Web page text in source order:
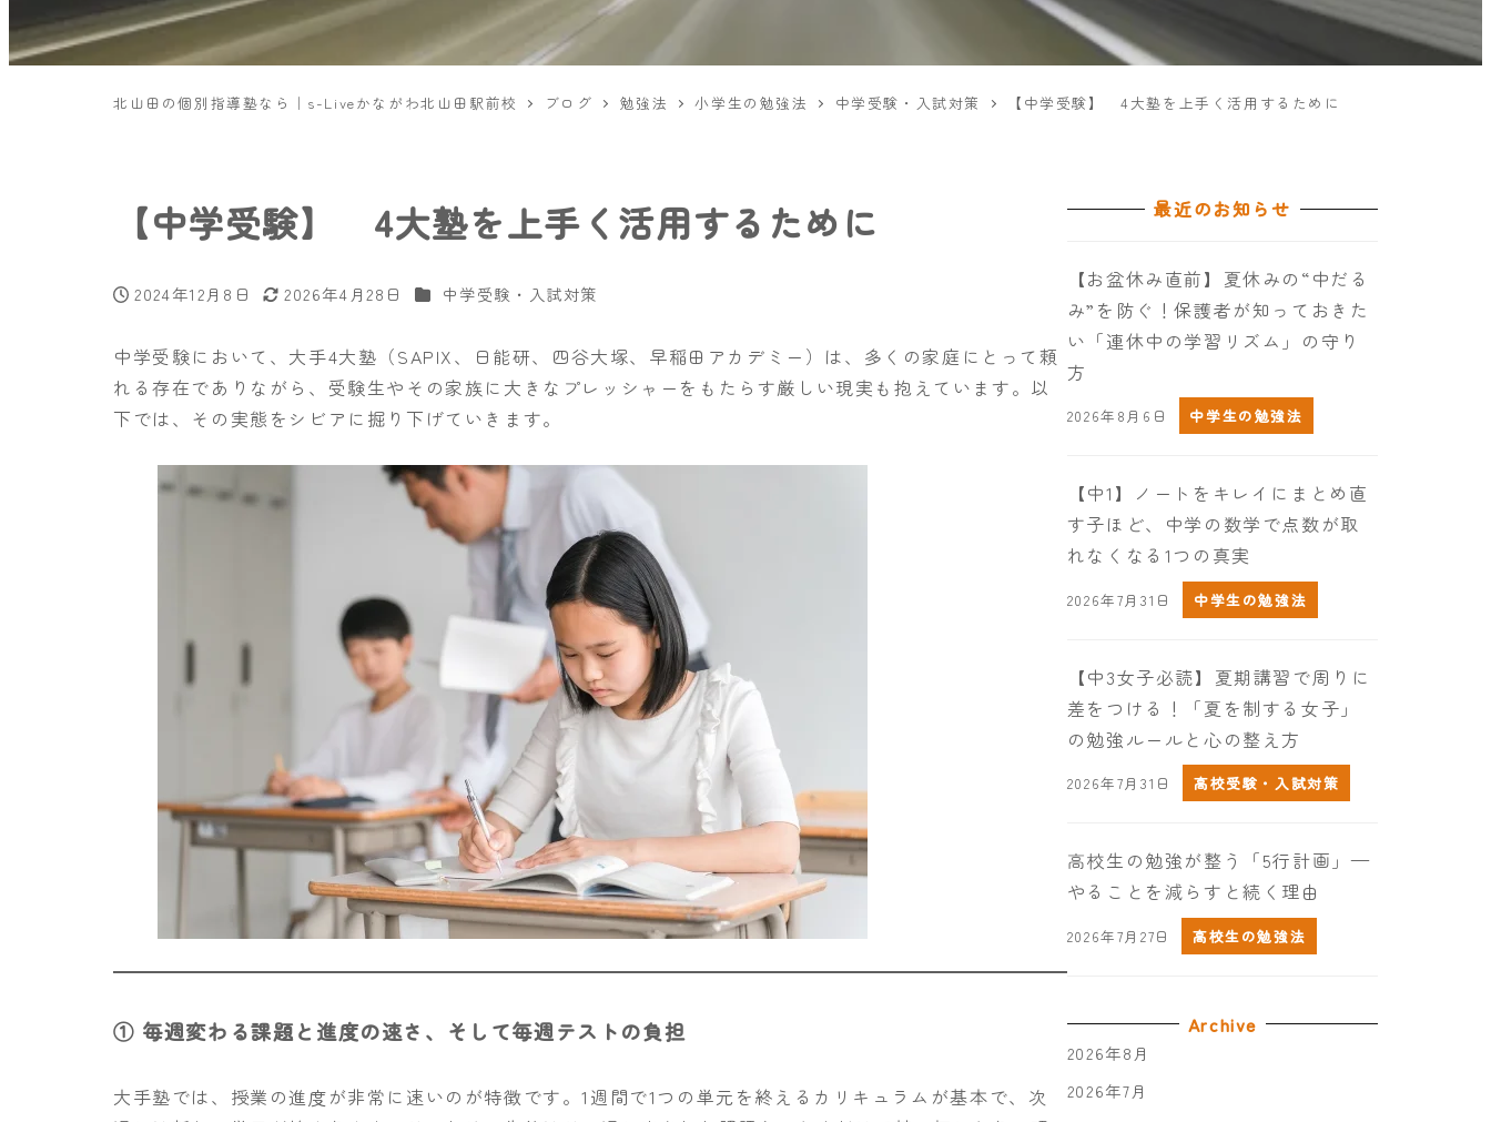
北山田の個別指導塾なら｜s-Liveかながわ北山田駅前校 ブログ 勉強法 小学生の勉強法 中学受験・入試対策 【中学受験】 4大塾を上手く活用するために
【中学受験】 4大塾を上手く活用するために
投稿日
2024年12月8日
更新日
2026年4月28日 カテゴリー
中学受験・入試対策
中学受験において、大手4大塾（SAPIX、日能研、四谷大塚、早稲田アカデミー）は、多くの家庭にとって頼
れる存在でありながら、受験生やその家族に大きなプレッシャーをもたらす厳しい現実も抱えています。以
下では、その実態をシビアに掘り下げていきます。
① 毎週変わる課題と進度の速さ、そして毎週テストの負担
大手塾では、授業の進度が非常に速いのが特徴です。1週間で1つの単元を終えるカリキュラムが基本で、次
最近のお知らせ
【お盆休み直前】夏休みの“中だる
み”を防ぐ！保護者が知っておきた
い「連休中の学習リズム」の守り
方
2026年8月6日 中学生の勉強法
【中1】ノートをキレイにまとめ直
す子ほど、中学の数学で点数が取
れなくなる1つの真実
2026年7月31日 中学生の勉強法
【中3女子必読】夏期講習で周りに
差をつける！「夏を制する女子」
の勉強ルールと心の整え方
2026年7月31日 高校受験・入試対策
高校生の勉強が整う「5行計画」—
やることを減らすと続く理由
2026年7月27日 高校生の勉強法
Archive
2026年8月
2026年7月